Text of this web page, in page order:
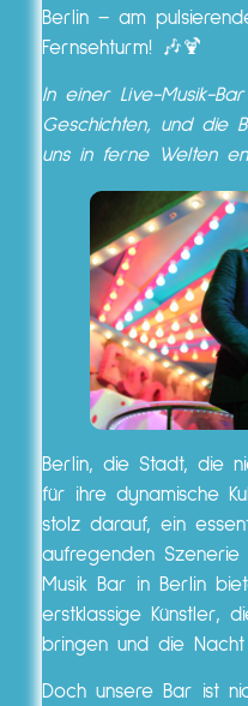
Berlin – am
Fernsehturm! 🎶🍹
In einer Live-Musik-
Geschichten, und die
uns in ferne Welten
Berlin, die Stadt, die
für ihre dynamische
stolz darauf, ein
aufregenden
Musik Bar in Berlin
erstklassige Künstler,
bringen und die
Doch unsere Bar ist